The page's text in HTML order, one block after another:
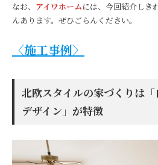
なお、 アイワホームには、今回紹介しき
んあります。ぜひごらんください。
〈施工事例〉
北欧スタイルの家づくりは
デザイン」が特徴